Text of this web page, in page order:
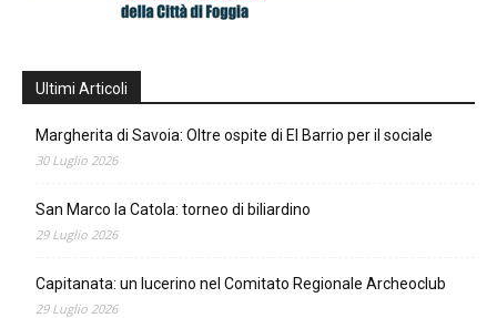
Ultimi Articoli
Margherita di Savoia: Oltre ospite di El Barrio per il sociale
30 Luglio 2026
San Marco la Catola: torneo di biliardino
29 Luglio 2026
Capitanata: un lucerino nel Comitato Regionale Archeoclub
29 Luglio 2026